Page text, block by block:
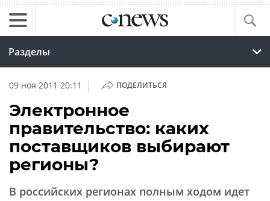
Разделы
09 ноя 2011 20:11 | ПОДЕЛИТЬСЯ
Электронное
правительство: каких
поставщиков выбирают
регионы?
В российских регионах полным ходом идет